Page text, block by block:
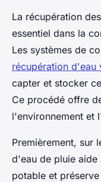
La récupération
essentiel dans la
Les systèmes de
récupération
capter et stocker
Ce procédé offre
l'environnement et
Premièrement, sur
d'eau de pluie
potable et